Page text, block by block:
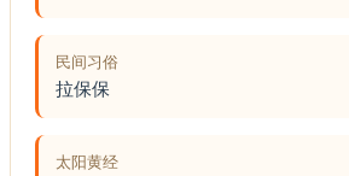
民间习俗
拉保保
太阳黄经